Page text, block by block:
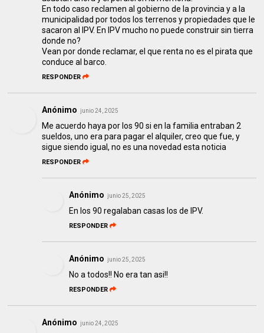
En todo caso reclamen al gobierno de la provincia y a la
municipalidad por todos los terrenos y propiedades que le
sacaron al IPV. En IPV mucho no puede construir sin tierra
donde no?
Vean por donde reclamar, el que renta no es el pirata que
conduce al barco.
RESPONDER
Anónimo junio 24, 2025
Me acuerdo haya por los 90 si en la familia entraban 2
sueldos, uno era para pagar el alquiler, creo que fue, y
sigue siendo igual, no es una novedad esta noticia
RESPONDER
Anónimo junio 25, 2025
En los 90 regalaban casas los de IPV.
RESPONDER
Anónimo junio 25, 2025
No a todos!! No era tan asi!!
RESPONDER
Anónimo junio 24, 2025